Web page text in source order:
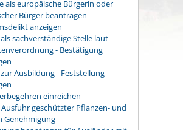
als europäische Bürgerin oder
Bürger beantragen
anzeigen
sachverständige Stelle laut
- Bestätigung
Ausbildung - Feststellung
einreichen
Ausfuhr geschützter Pflanzen- und
Genehmigung